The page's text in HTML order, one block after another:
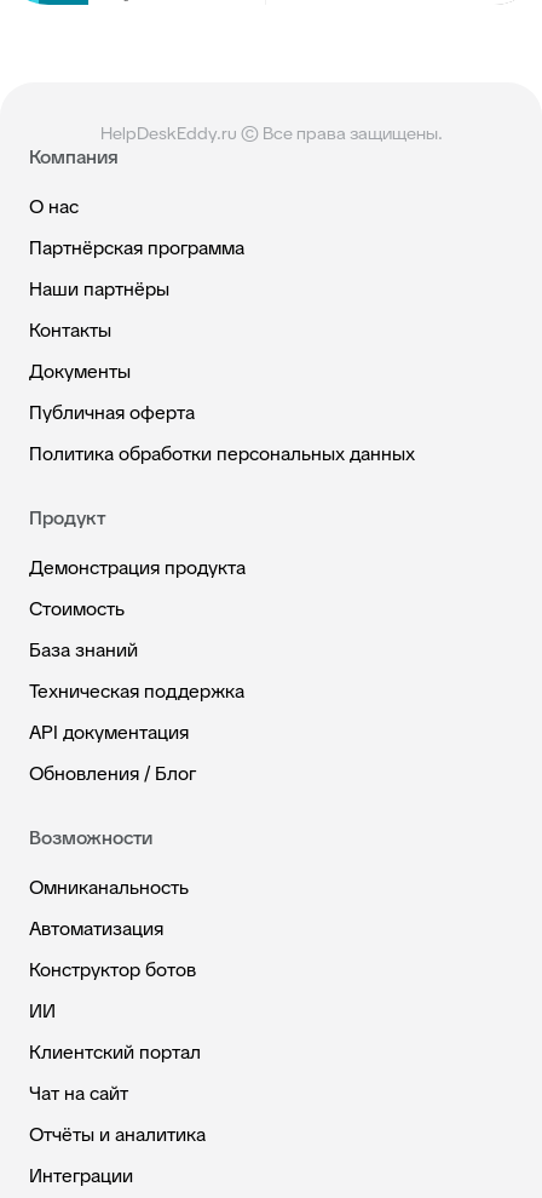
HelpDeskEddy.ru © Все права защищены.
Компания
О нас
Партнёрская программа
Наши партнёры
Контакты
Документы
Публичная оферта
Политика обработки персональных данных
Продукт
Демонстрация продукта
Стоимость
База знаний
Техническая поддержка
API документация
Обновления / Блог
Возможности
Омниканальность
Автоматизация
Конструктор ботов
ИИ
Клиентский портал
Чат на сайт
Отчёты и аналитика
Интеграции